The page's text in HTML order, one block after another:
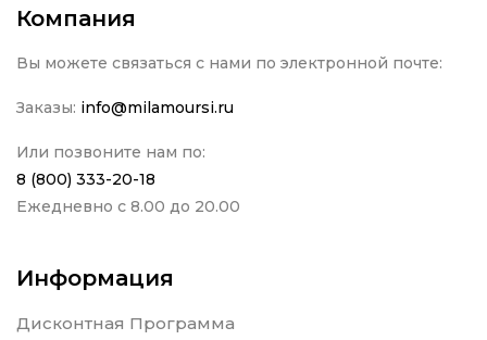
Компания
Вы можете связаться с нами по электронной почте:
Заказы: info@milamoursi.ru
Или позвоните нам по:
8 (800) 333-20-18
Ежедневно с 8.00 до 20.00
Информация
Дисконтная Программа